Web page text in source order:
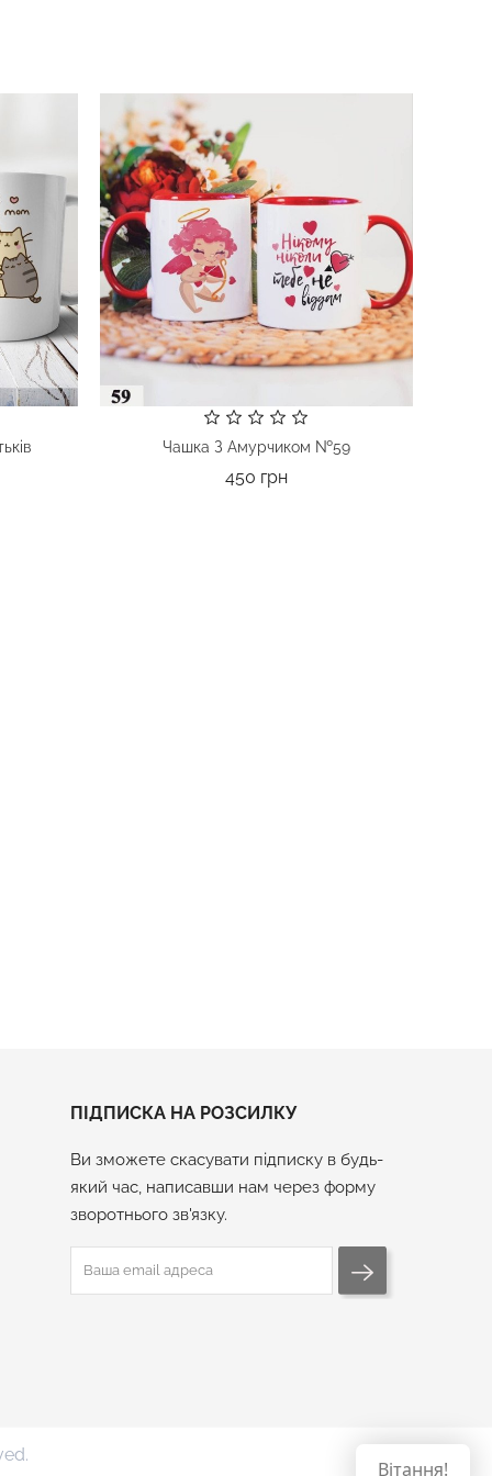
Чашка З Амурчиком №59
450 грнЦіна
ПІДПИСКА НА РОЗСИЛКУ
Ви зможете скасувати підписку в будь-
який час, написавши нам через форму
зворотнього зв'язку.
Вітання!